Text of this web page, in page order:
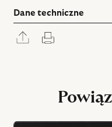
Dane techniczne
Rozwiń
panel